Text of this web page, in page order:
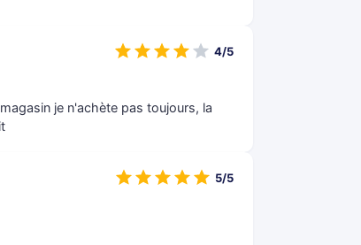
je n'achète pas toujours, la
4/5
5/5